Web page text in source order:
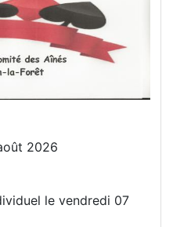
2026
le vendredi 07